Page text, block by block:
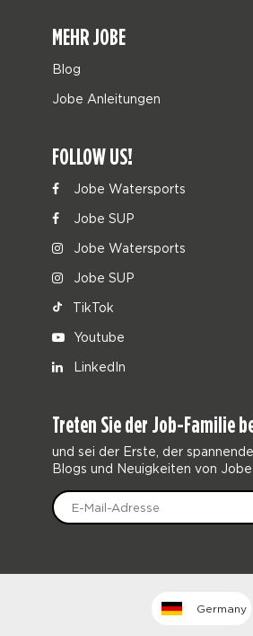
MEHR JOBE
Blog
Jobe Anleitungen
FOLLOW US!
Jobe Watersports
Jobe SUP
Jobe Watersports
Jobe SUP
TikTok
Youtube
LinkedIn
Treten Sie der Job-Familie
und sei der Erste, der
Blogs und Neuigkeiten von Jobe
Germany